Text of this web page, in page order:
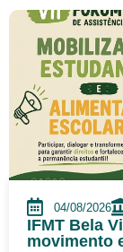
04/08/2026
IFMT Bela
movimento